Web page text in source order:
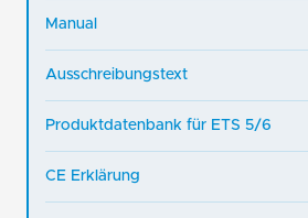
Manual
Ausschreibungstext
Produktdatenbank für ETS 5/6
CE Erklärung